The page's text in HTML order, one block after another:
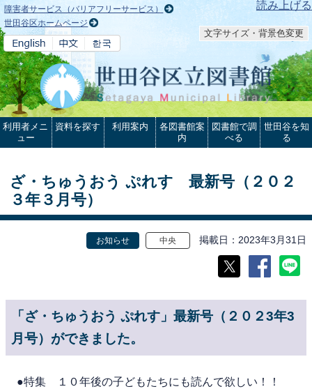
本文へ 読み上げる
障害者サービス（バリアフリーサービス）
世田谷区ホームページ
文字サイズ・背景色変更
利用者メニ
ュー
資料を探す 利用案内
各図書館案
内
図書館で調
べる
世田谷を知
る
ざ・ちゅうおう ぷれす 最新号（２０２
３年３月号）
お知らせ 中央 掲載日 2023年3月31日
「ざ・ちゅうおう ぷれす」最新号（２０２3年3
月号）ができました。
●特集 １０年後の子どもたちにも読んで欲しい！！